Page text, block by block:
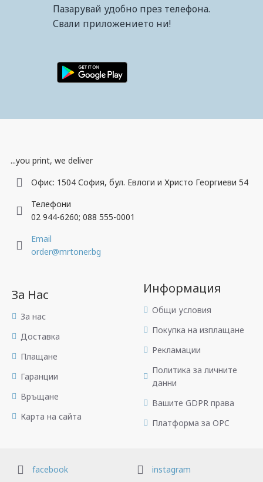
Пазарувай удобно през телефона.
Свали приложението ни!
...you print, we deliver
Офис: 1504 София, бул. Евлоги и Христо Георгиеви 54
Телефони
02 944-6260; 088 555-0001
Email
order@mrtoner.bg
За Нас
За нас
Доставка
Плащане
Гаранции
Връщане
Карта на сайта
Информация
Общи условия
Покупка на изплащане
Рекламации
Политика за личните
данни
Вашите GDPR права
Платформа за OPC
facebook instagram